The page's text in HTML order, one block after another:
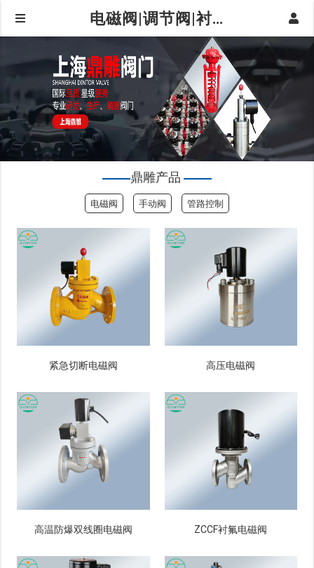
电磁阀|调节阀|衬氟阀门|球阀|蝶阀|阀门仪器仪表-上海鼎雕阀门有限公司|鼎雕产品
鼎雕产品
电磁阀 手动阀 管路控制
紧急切断电磁阀 高压电磁阀
高温防爆双线圈电磁阀 ZCCF衬氟电磁阀